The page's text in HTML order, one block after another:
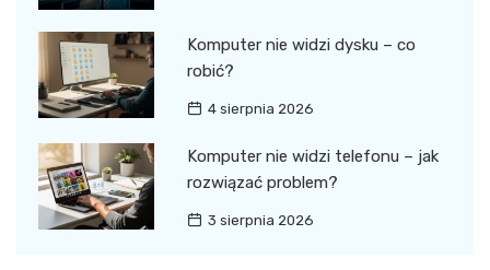
Komputer nie widzi dysku – co
robić?
4 sierpnia 2026
Komputer nie widzi telefonu – jak
rozwiązać problem?
3 sierpnia 2026